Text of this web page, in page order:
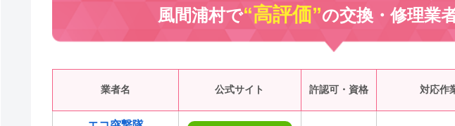
風間浦村で“高評価”の交換・修理業
業者名 公式サイト 許認可・資格 対応作